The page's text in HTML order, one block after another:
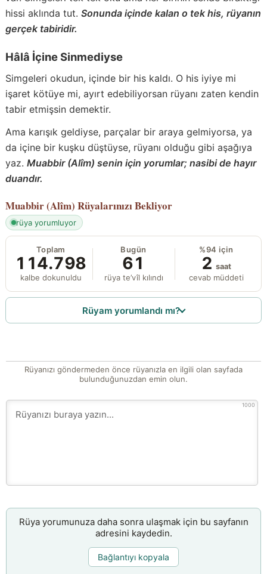
hissi aklında tut. Sonunda içinde kalan o tek his, rüyanın
gerçek tabiridir.
Hâlâ İçine Sinmediyse
Simgeleri okudun, içinde bir his kaldı. O his iyiye mi
işaret kötüye mi, ayırt edebiliyorsan rüyanı zaten kendin
tabir etmişsin demektir.
Ama karışık geldiyse, parçalar bir araya gelmiyorsa, ya
da içine bir kuşku düştüyse, rüyanı olduğu gibi aşağıya
yaz. Muabbir (Alîm) senin için yorumlar; nasibi de hayır
duandır.
Muabbir (Alîm) Rüyalarınızı Bekliyor
rüya yorumluyor
Toplam
114.798
kalbe dokunuldu
Bugün
61
rüya te’vîl kılındı
%94 için
2 saat
cevab müddeti
Rüyam yorumlandı mı?
Rüyanızı göndermeden önce rüyanızla en ilgili olan sayfada
bulunduğunuzdan emin olun.
1000
Rüya yorumunuza daha sonra ulaşmak için bu sayfanın
adresini kaydedin.
Bağlantıyı kopyala